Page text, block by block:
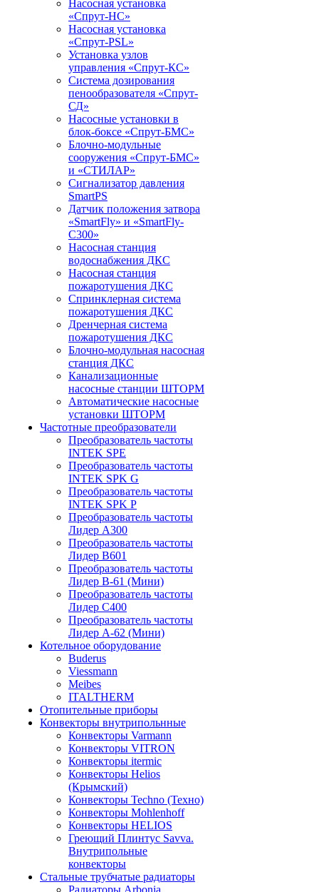
Насосная установка
«Спрут-НС»
Насосная установка
«Спрут-PSL»
Установка узлов
управления «Спрут-КС»
Система дозирования
пенообразователя «Спрут-
СД»
Насосные установки в
блок-боксе «Спрут-БМС»
Блочно-модульные
сооружения «Спрут-БМС»
и «СТИЛАР»
Сигнализатор давления
SmartPS
Датчик положения затвора
«SmartFly» и «SmartFly-
С300»
Насосная станция
водоснабжения ДКС
Насосная станция
пожаротушения ДКС
Спринклерная система
пожаротушения ДКС
Дренчерная система
пожаротушения ДКС
Блочно-модульная насосная
станция ДКС
Канализационные
насосные станции ШТОРМ
Автоматические насосные
установки ШТОРМ
Частотные преобразователи
Преобразователь частоты
INTEK SPE
Преобразователь частоты
INTEK SPK G
Преобразователь частоты
INTEK SPK P
Преобразователь частоты
Лидер А300
Преобразователь частоты
Лидер B601
Преобразователь частоты
Лидер В-61 (Мини)
Преобразователь частоты
Лидер С400
Преобразователь частоты
Лидер А-62 (Мини)
Котельное оборудование
Buderus
Viessmann
Meibes
ITALTHERM
Отопительные приборы
Конвекторы внутрипольнные
Конвекторы Varmann
Конвекторы VITRON
Конвекторы itermic
Конвекторы Helios
(Крымский)
Конвекторы Techno (Техно)
Конвекторы Mohlenhoff
Конвекторы HELIOS
Греющий Плинтус Savva.
Внутрипольные
конвекторы
Стальные трубчатые радиаторы
Радиаторы Arbonia